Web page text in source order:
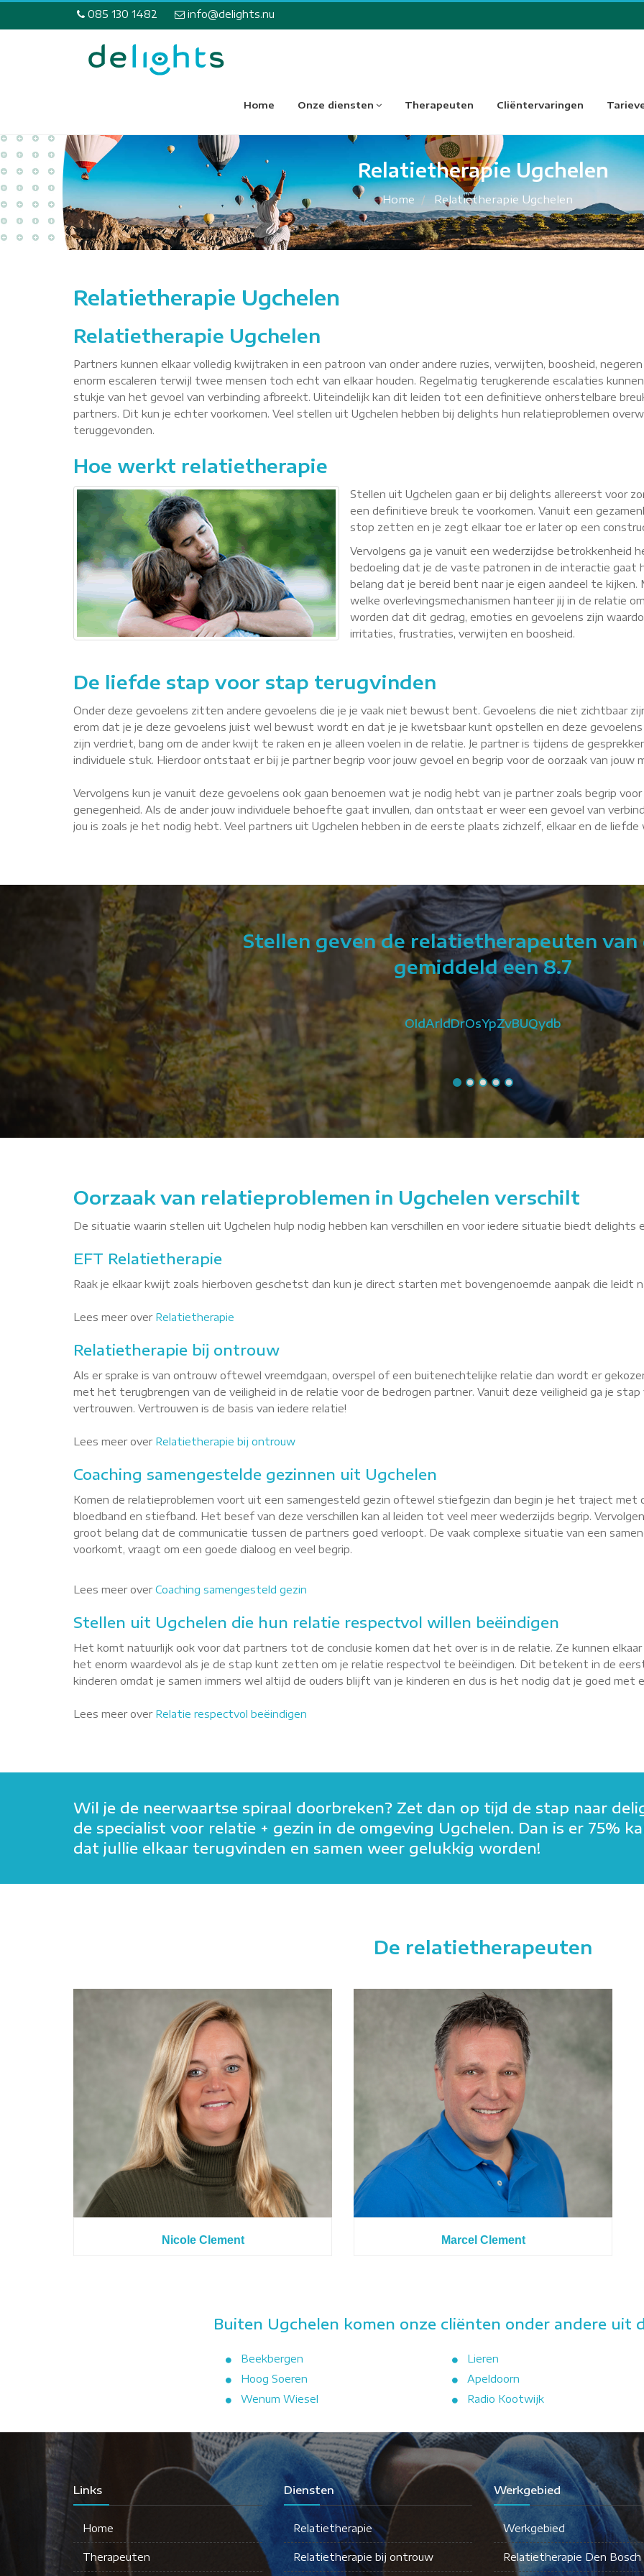
085 130 1482 info@delights.nu
Home Onze diensten Therapeuten Cliëntervaringen
Relatietherapie Ugchelen
Home Relatietherapie Ugchelen
Relatietherapie Ugchelen
Relatietherapie Ugchelen
Partners kunnen elkaar volledig kwijtraken in een patroon van onder andere ruzies, verwijten, boosheid,
enorm escaleren terwijl twee mensen toch echt van elkaar houden. Regelmatig terugkerende escalaties
stukje van het gevoel van verbinding afbreekt. Uiteindelijk kan dit leiden tot een definitieve onherstelbare
partners. Dit kun je echter voorkomen. Veel stellen uit Ugchelen hebben bij delights hun relatieproblemen
teruggevonden.
Hoe werkt relatietherapie
Stellen uit Ugchelen gaan er bij delights allereerst voor
een definitieve breuk te voorkomen. Vanuit een
stop zetten en je zegt elkaar toe er later op een
Vervolgens ga je vanuit een wederzijdse betrokkenheid
bedoeling dat je de vaste patronen in de interactie gaat
belang dat je bereid bent naar je eigen aandeel te
welke overlevingsmechanismen hanteer jij in de relatie
worden dat dit gedrag, emoties en gevoelens zijn
irritaties, frustraties, verwijten en boosheid.
De liefde stap voor stap terugvinden
Onder deze gevoelens zitten andere gevoelens die je je vaak niet bewust bent. Gevoelens die niet zichtbaar
erom dat je je deze gevoelens juist wel bewust wordt en dat je je kwetsbaar kunt opstellen en deze
zijn verdriet, bang om de ander kwijt te raken en je alleen voelen in de relatie. Je partner is tijdens de
individuele stuk. Hierdoor ontstaat er bij je partner begrip voor jouw gevoel en begrip voor de oorzaak van jouw
Vervolgens kun je vanuit deze gevoelens ook gaan benoemen wat je nodig hebt van je partner zoals begrip
genegenheid. Als de ander jouw individuele behoefte gaat invullen, dan ontstaat er weer een gevoel van
jou is zoals je het nodig hebt. Veel partners uit Ugchelen hebben in de eerste plaats zichzelf, elkaar en de
Stellen geven de relatietherapeuten
gemiddeld een 8.7
met interpersoonlijke relaties" OIdArldDrOsYpZvBUQydb
Oorzaak van relatieproblemen in Ugchelen verschilt
De situatie waarin stellen uit Ugchelen hulp nodig hebben kan verschillen en voor iedere situatie biedt delights
EFT Relatietherapie
Raak je elkaar kwijt zoals hierboven geschetst dan kun je direct starten met bovengenoemde aanpak die leidt
Lees meer over Relatietherapie
Relatietherapie bij ontrouw
Als er sprake is van ontrouw oftewel vreemdgaan, overspel of een buitenechtelijke relatie dan wordt er
met het terugbrengen van de veiligheid in de relatie voor de bedrogen partner. Vanuit deze veiligheid ga je
vertrouwen. Vertrouwen is de basis van iedere relatie!
Lees meer over Relatietherapie bij ontrouw
Coaching samengestelde gezinnen uit Ugchelen
Komen de relatieproblemen voort uit een samengesteld gezin oftewel stiefgezin dan begin je het traject met
bloedband en stiefband. Het besef van deze verschillen kan al leiden tot veel meer wederzijds begrip.
groot belang dat de communicatie tussen de partners goed verloopt. De vaak complexe situatie van een
voorkomt, vraagt om een goede dialoog en veel begrip.
Lees meer overCoaching samengesteld gezin
Stellen uit Ugchelen die hun relatie respectvol willen beëindigen
Het komt natuurlijk ook voor dat partners tot de conclusie komen dat het over is in de relatie. Ze kunnen
het enorm waardevol als je de stap kunt zetten om je relatie respectvol te beëindigen. Dit betekent in de
kinderen omdat je samen immers wel altijd de ouders blijft van je kinderen en dus is het nodig dat je goed met
Lees meer over Relatie respectvol beëindigen
Wil je de neerwaartse spiraal doorbreken? Zet dan op tijd de stap naar
de specialist voor relatie + gezin in de omgeving Ugchelen. Dan is er 75%
dat jullie elkaar terugvinden en samen weer gelukkig worden!
De relatietherapeuten
Nicole Clement Marcel Clement
Buiten Ugchelen komen onze cliënten onder andere uit
Beekbergen
Hoog Soeren
Wenum Wiesel
Lieren
Apeldoorn
Radio Kootwijk
Links
Home
Therapeuten
Diensten
Relatietherapie
Relatietherapie bij ontrouw
Werkgebied
Werkgebied
Relatietherapie Den Bosch